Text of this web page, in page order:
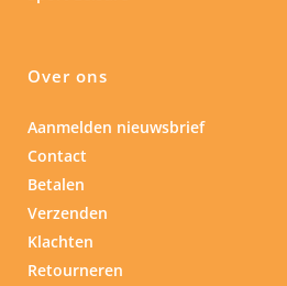
Over ons
Aanmelden nieuwsbrief
Contact
Betalen
Verzenden
Klachten
Retourneren